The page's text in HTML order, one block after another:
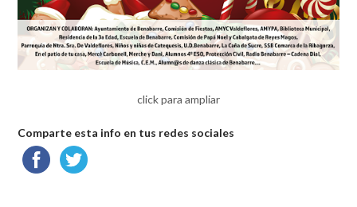
click para ampliar
Comparte esta info en tus redes sociales